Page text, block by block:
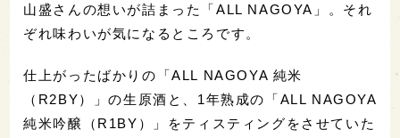
山盛さんの想いが詰まった「ALL NAGOYA」。それ
ぞれ味わいが気になるところです。
仕上がったばかりの「ALL NAGOYA 純米
（R2BY）」の生原酒と、1年熟成の「ALL NAGOYA
純米吟醸（R1BY）」をティスティングをさせていた